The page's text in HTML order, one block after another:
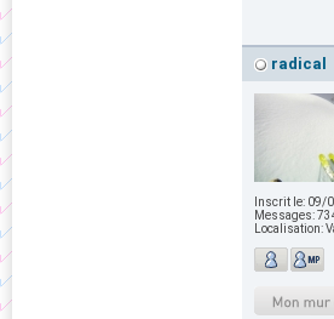
radical
Inscrit le: 09/
Messages:
Localisation: